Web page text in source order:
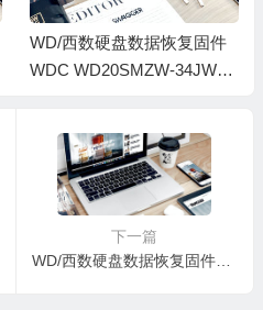
WD/西数硬盘数据恢复固件
WDC WD20SMZW-34JW8S
下一篇
WD/西数硬盘数据恢复固件WDC WD20SMZW-11JW8S0-01-01A01-WD-WX31E38C76P1-0006004T-1860